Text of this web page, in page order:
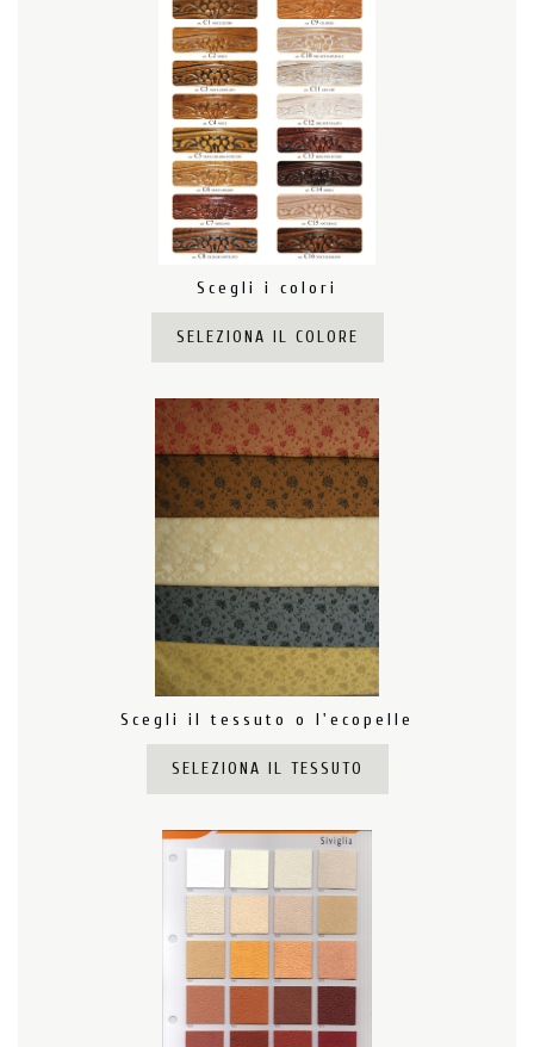
Scegli i colori
SELEZIONA IL COLORE
Scegli il tessuto o l'ecopelle
SELEZIONA IL TESSUTO